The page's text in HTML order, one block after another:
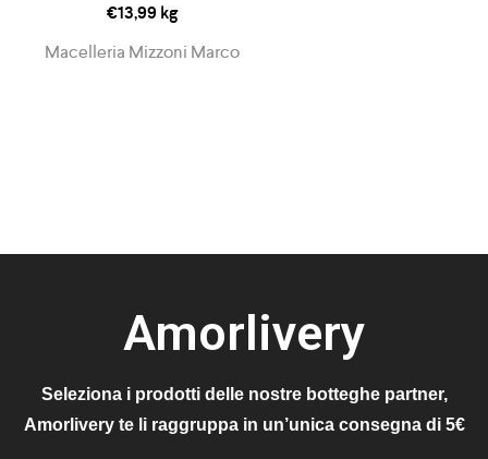
€13,99 kg
Macelleria Mizzoni Marco
Amorlivery
Seleziona i prodotti delle nostre botteghe partner,
Amorlivery te li raggruppa in un’unica consegna di 5€